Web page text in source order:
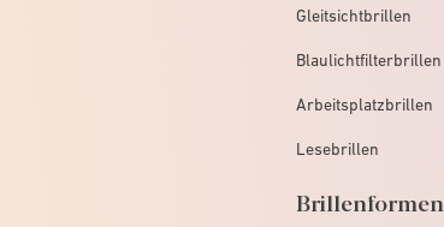
Gleitsichtbrillen
Blaulichtfilterbrillen
Arbeitsplatzbrillen
Lesebrillen
Brillenformen